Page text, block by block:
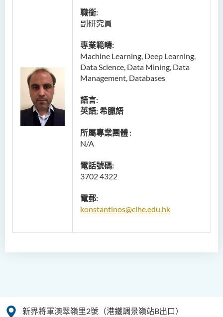
職銜:
副研究員
專業範疇:
Machine Learning, Deep Learning,
Data Science, Data Mining, Data
Management, Databases
語言:
英語; 希臘語
所屬專業團體 :
N/A
電話號碼:
3702 4322
電郵:
konstantinos@cihe.edu.hk
新界將軍澳翠嶺里2號（港鐵調景嶺站B出口）